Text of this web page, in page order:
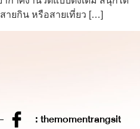
ายกิน หรือสายเที่ยว […]
: themomentrangsit